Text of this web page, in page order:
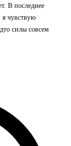
В последнее
чувствую
силы совсем